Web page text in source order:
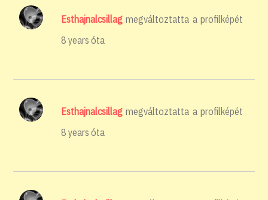
Esthajnalcsillag megváltoztatta a profilképét
8 years óta
Esthajnalcsillag megváltoztatta a profilképét
8 years óta